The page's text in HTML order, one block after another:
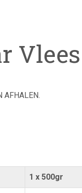
Vlees
AFHALEN.
1 x 500gr